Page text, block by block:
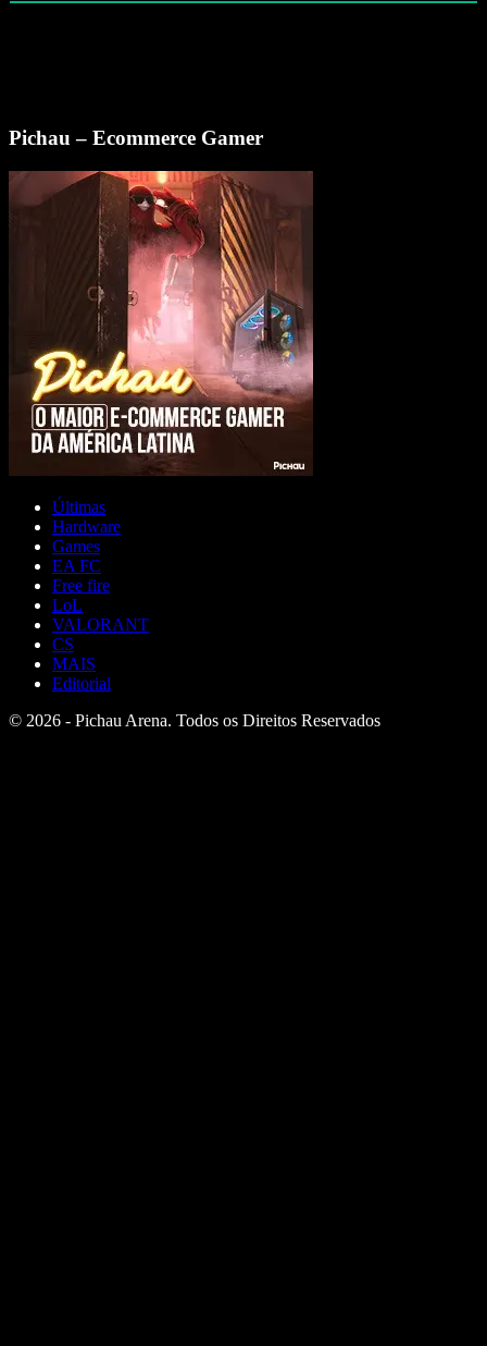
Pichau – Ecommerce Gamer
Últimas
Hardware
Games
EA FC
Free fire
LoL
VALORANT
CS
MAIS
Editorial
© 2026 - Pichau Arena. Todos os Direitos Reservados